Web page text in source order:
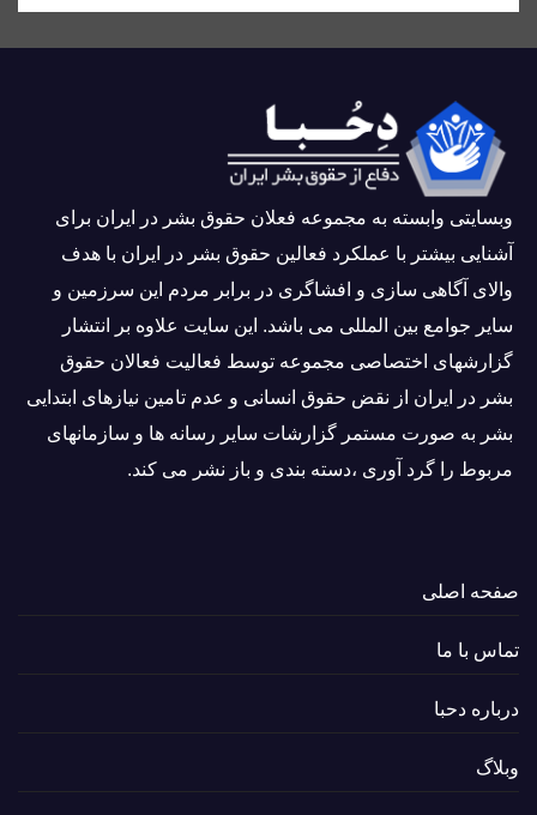
وبسايتى وابسته به مجموعه فعلان حقوق بشر در ایران برای
آشنایی بيشتر با عملکرد فعالین حقوق بشر در ایران با هدف
والاى آگاهى سازی و افشاگرى در برابر مردم این سرزمین و
ساير جوامع بین المللى می باشد. این سایت علاوه بر انتشار
گزارشهای اختصاصی مجموعه توسط فعاليت فعالان حقوق
بشر در ایران از نقض حقوق انسانی و عدم تامین نیازهای ابتدایی
بشر به صورت مستمر گزارشات سایر رسانه ها و سازمانهای
مربوط را گرد آوری ،دسته بندی و باز نشر می كند.
صفحه اصلی
تماس با ما
درباره دحبا
وبلاگ